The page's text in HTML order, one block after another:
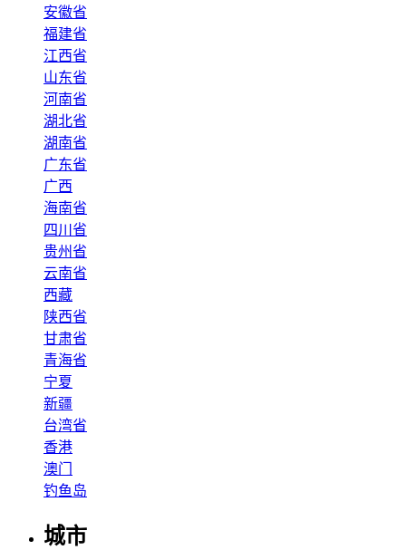
安徽省
福建省
江西省
山东省
河南省
湖北省
湖南省
广东省
广西
海南省
四川省
贵州省
云南省
西藏
陕西省
甘肃省
青海省
宁夏
新疆
台湾省
香港
澳门
钓鱼岛
城市